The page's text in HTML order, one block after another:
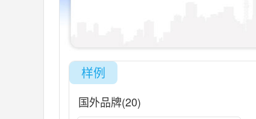
样例
国外品牌(20)